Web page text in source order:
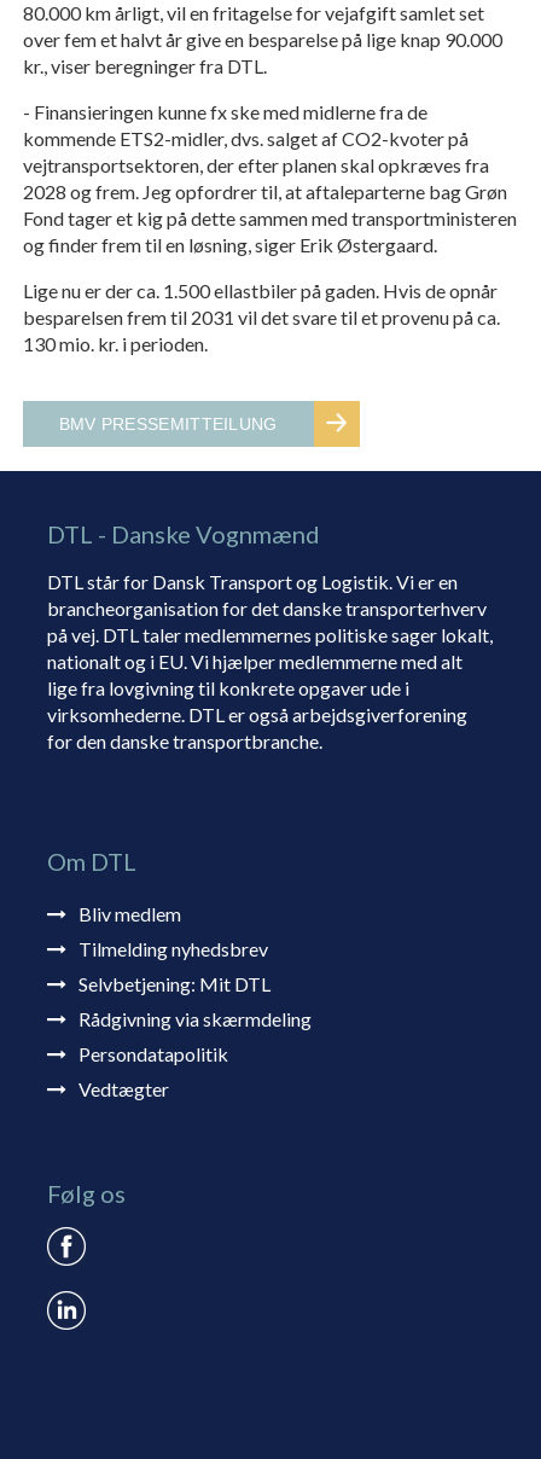
80.000 km årligt, vil en fritagelse for vejafgift samlet set
over fem et halvt år give en besparelse på lige knap 90.000
kr., viser beregninger fra DTL.
- Finansieringen kunne fx ske med midlerne fra de
kommende ETS2-midler, dvs. salget af CO2-kvoter på
vejtransportsektoren, der efter planen skal opkræves fra
2028 og frem. Jeg opfordrer til, at aftaleparterne bag Grøn
Fond tager et kig på dette sammen med transportministeren
og finder frem til en løsning, siger Erik Østergaard.
Lige nu er der ca. 1.500 ellastbiler på gaden. Hvis de opnår
besparelsen frem til 2031 vil det svare til et provenu på ca.
130 mio. kr. i perioden.
BMV PRESSEMITTEILUNG
DTL - Danske Vognmænd
DTL står for Dansk Transport og Logistik. Vi er en
brancheorganisation for det danske transporterhverv
på vej. DTL taler medlemmernes politiske sager lokalt,
nationalt og i EU. Vi hjælper medlemmerne med alt
lige fra lovgivning til konkrete opgaver ude i
virksomhederne. DTL er også arbejdsgiverforening
for den danske transportbranche.
Om DTL
Bliv medlem
Tilmelding nyhedsbrev
Selvbetjening: Mit DTL
Rådgivning via skærmdeling
Persondatapolitik
Vedtægter
Følg os